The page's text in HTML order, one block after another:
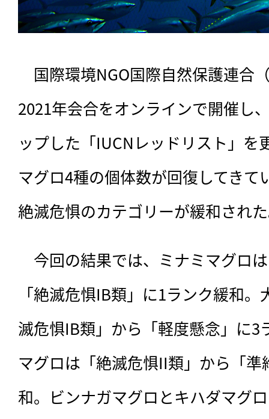
国際環境NGO国際自然保護連合
2021年会合をオンラインで開催し
ップした「IUCNレッドリスト」を
マグロ4種の個体数が回復してきて
絶滅危惧のカテゴリーが緩和され
今回の結果では、ミナミマグロ
「絶滅危惧IB類」に1ランク緩和
滅危惧IB類」から「軽度懸念」に3
マグロは「絶滅危惧II類」から「
和。ビンナガマグロとキハダマグ